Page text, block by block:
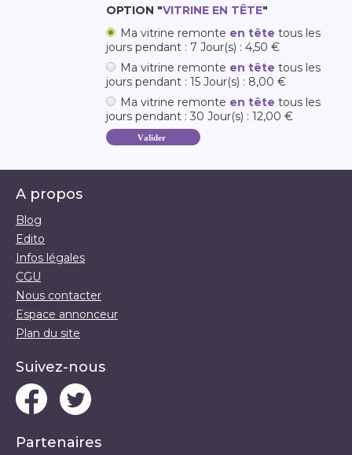
OPTION "VITRINE EN TÊTE"
Ma vitrine remonte en tête tous les
jours pendant : 7 Jour(s) : 4,50 €
Ma vitrine remonte en tête tous les
jours pendant : 15 Jour(s) : 8,00 €
Ma vitrine remonte en tête tous les
jours pendant : 30 Jour(s) : 12,00 €
A propos
Blog
Edito
Infos légales
CGU
Nous contacter
Espace annonceur
Plan du site
Suivez-nous
Partenaires